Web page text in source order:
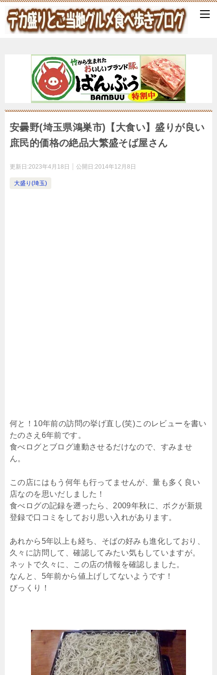
安曇野(埼玉県鴻巣市)【大食い】盛りが良い
庶民的価格の絶品大繁盛そば屋さん
更新日:2023年4月18日 公開日:2014年12月8日
大盛り(埼玉)
何と！10年前の訪問の挙げ直し(笑)このレビューを書い
たのさえ6年前です。
食べログとブログ連動させるだけなので、すみませ
ん。
この店にはもう何年も行ってませんが、量も多く良い
店なのを思いだしました！
食べログの記録を遡ったら、2009年秋に、ボクが新規
登録で口コミをしており思い入れがあります。
あれから5年以上も経ち、そばの好みも進化しており、
久々に訪問して、確認してみたい気もしていますが。
ネットで久々に、この店の情報を確認しました。
なんと、5年前から値上げしてないようです！
びっくり！